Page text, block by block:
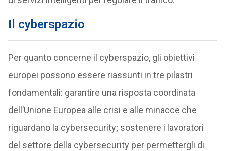
Il cyberspazio
Per quanto concerne il cyberspazio, gli obiettivi
europei possono essere riassunti in tre pilastri
fondamentali: garantire una risposta coordinata
dell’Unione Europea alle crisi e alle minacce che
riguardano la cybersecurity; sostenere i lavoratori
del settore della cybersecurity per permettergli di